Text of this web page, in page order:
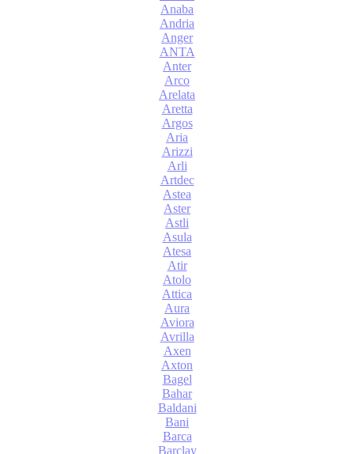
Anaba
Andria
Anger
ANTA
Anter
Arco
Arelata
Aretta
Argos
Aria
Arizzi
Arli
Artdec
Astea
Aster
Astli
Asula
Atesa
Atir
Atolo
Attica
Aura
Aviora
Avrilla
Axen
Axton
Bagel
Bahar
Baldani
Bani
Barca
Barclay